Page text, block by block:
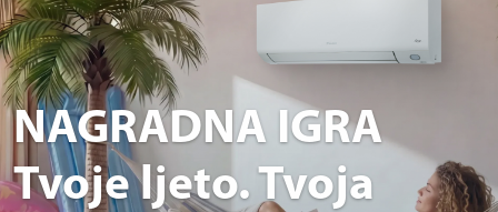
NAGRADNA IGRA
Tvoje ljeto. Tvoja